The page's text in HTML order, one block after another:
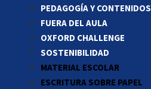
PEDAGOGÍA Y CONTENIDOS
FUERA DEL AULA
OXFORD CHALLENGE
SOSTENIBILIDAD
MATERIAL ESCOLAR
ESCRITURA SOBRE PAPEL